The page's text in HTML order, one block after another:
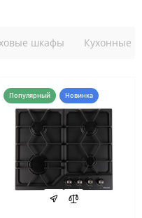
шкафы Кухонные
Популярный Новинка